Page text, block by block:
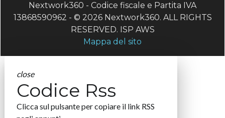
Nextwork360 - Codice fiscale e Partita IVA
13868590962 - © 2026 Nextwork360. ALL RIGHTS
RESERVED. ISP AWS
Mappa del sito
close
Codice Rss
Clicca sul pulsante per copiare il link RSS